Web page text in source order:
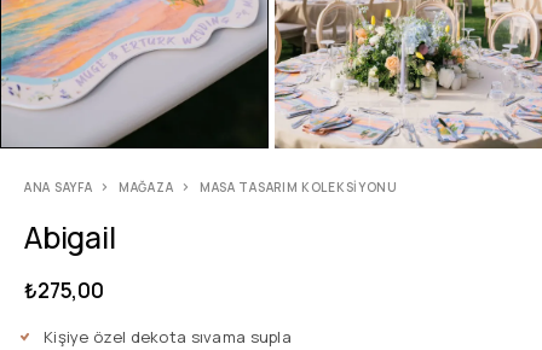
ANA SAYFA MAĞAZA MASA TASARIM KOLEKSIYONU
Abigail
₺275,00
Kişiye özel dekota sıvama supla